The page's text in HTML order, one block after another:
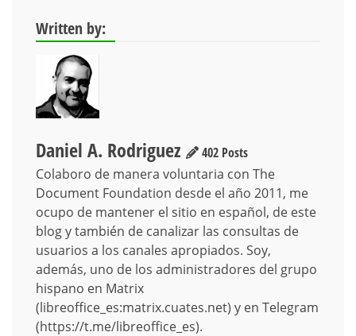
Written by:
Daniel A. Rodriguez
402 Posts
Colaboro de manera voluntaria con The
Document Foundation desde el año 2011, me
ocupo de mantener el sitio en español, de este
blog y también de canalizar las consultas de
usuarios a los canales apropiados. Soy,
además, uno de los administradores del grupo
hispano en Matrix
(libreoffice_es:matrix.cuates.net) y en Telegram
(https://t.me/libreoffice_es).